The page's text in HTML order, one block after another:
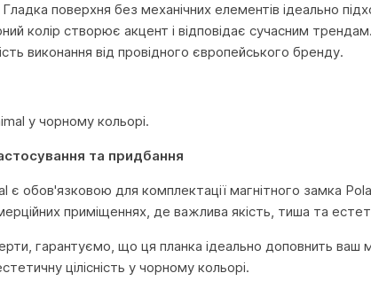
поверхня без механічних елементів ідеально
колір створює акцент і відповідає сучасним трендам.
виконання від провідного європейського бренду.
у чорному кольорі.
та придбання
є обов'язковою для комплектації магнітного замка
приміщеннях, де важлива якість, тиша та
гарантуємо, що ця планка ідеально доповнить ваш
цілісність у чорному кольорі.